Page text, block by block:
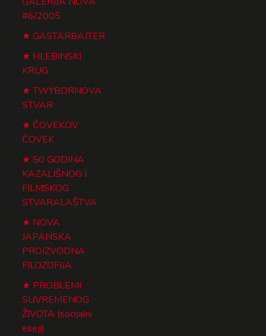
#6/2005
GASTARBAJTER
HLEBINSKI
KRUG
TWYBORNOVA
STVAR
ČOVEKOV
ČOVEK
50 GODINA
KAZALIŠNOG I
FILMSKOG
STVARALAŠTVA
NOVA
JAPANSKA
PROIZVODNA
FILOZOFIJA
PROBLEMI
SUVREMENOG
ŽIVOTA (socijalni
eseji)